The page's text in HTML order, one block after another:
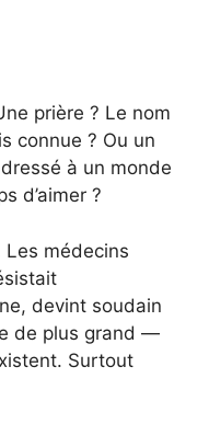
prière ? Le nom
connue ? Ou un
à un monde
d’aimer ?
médecins
devint soudain
de plus grand —
Surtout